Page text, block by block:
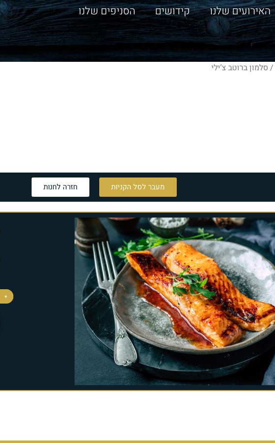
האירועים שלנו קידושים הסניפים שלנו
/ סלמון ברוטב צ’ילי
מעבר לסל הקניות חזרה לחנות
+